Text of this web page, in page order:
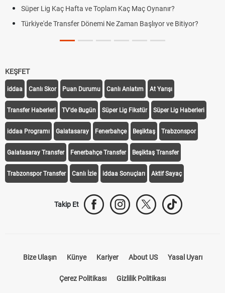
Süper Lig Kaç Hafta ve Toplam Kaç Maç Oynanır?
Türkiye'de Transfer Dönemi Ne Zaman Başlıyor ve Bitiyor?
KEŞFET
iddaa Canlı Skor Puan Durumu Canlı Anlatım At Yarışı
Transfer Haberleri TV'de Bugün Süper Lig Fikstür Süper Lig Haberleri
iddaa Programı Galatasaray Fenerbahçe Beşiktaş Trabzonspor
Galatasaray Transfer Fenerbahçe Transfer Beşiktaş Transfer
Trabzonspor Transfer Canlı İzle iddaa Sonuçları Aktif Sayaç